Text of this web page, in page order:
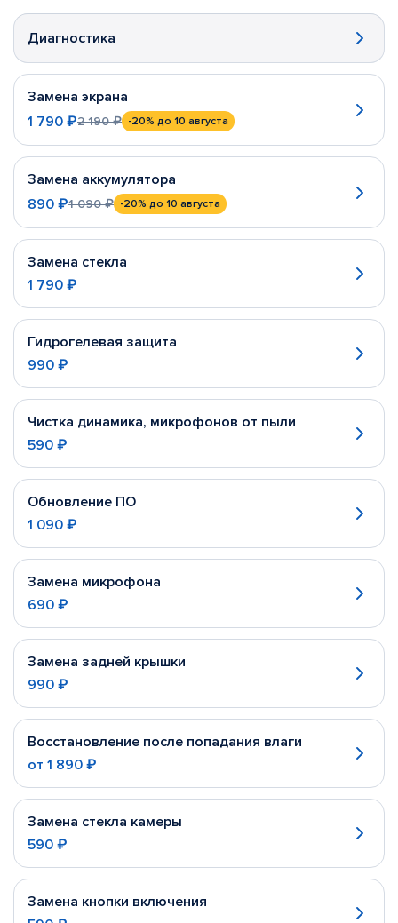
Диагностика
Замена экрана
1 790 ₽2 190 ₽ -20% до 10 августа
Замена аккумулятора
890 ₽1 090 ₽ -20% до 10 августа
Замена стекла
1 790 ₽
Гидрогелевая защита
990 ₽
Чистка динамика, микрофонов от пыли
590 ₽
Обновление ПО
1 090 ₽
Замена микрофона
690 ₽
Замена задней крышки
990 ₽
Восстановление после попадания влаги
от 1 890 ₽
Замена стекла камеры
590 ₽
Замена кнопки включения